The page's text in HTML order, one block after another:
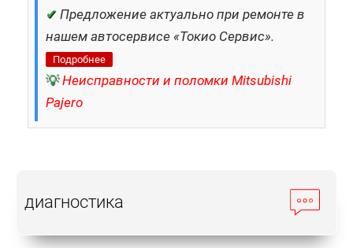
ремонт рулевого управления
Митсубиши Pajero;
ремонт трансмиссии Митсубиши
Pajero;
и т. д.
Использование оригинальных запчастей и
✔ Предложение актуально при ремонте в
нашем автосервисе «Токио Сервис».
Подробнее
💡 Неисправности и поломки Mitsubishi
Pajero
диагностика